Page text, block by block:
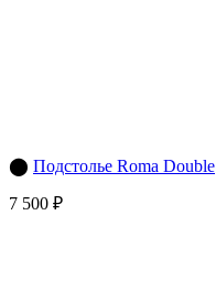
⬤ Подстолье Roma Double
7 500 ₽